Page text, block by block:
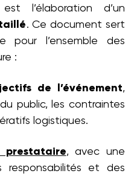
l’élaboration d’un
. Ce document sert
pour l’ensemble des
:
de l’événement,
public, les contraintes
logistiques.
prestataire, avec une
responsabilités et des